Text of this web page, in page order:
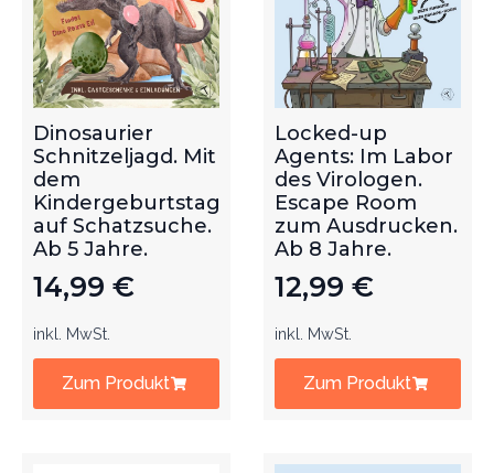
Dinosaurier
Schnitzeljagd. Mit
dem
Kindergeburtstag
auf Schatzsuche.
Ab 5 Jahre.
14,99 €
inkl. MwSt.
Zum Produkt
Locked-up
Agents: Im Labor
des Virologen.
Escape Room
zum Ausdrucken.
Ab 8 Jahre.
12,99 €
inkl. MwSt.
Zum Produkt